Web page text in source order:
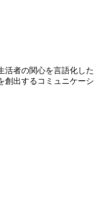
活者の関心を言語化した
創出するコミュニケーシ